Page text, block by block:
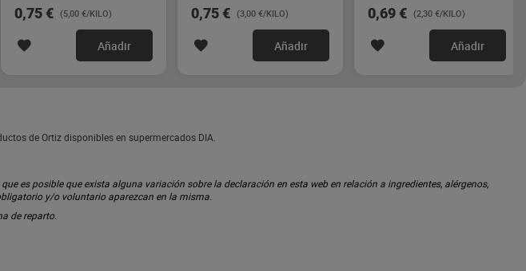
0,75 € (5,00 €/KILO)
Añadir
0,75 € (3,00 €/KILO)
Añadir
0,69 € (2,30 €/KILO)
Añadir
de Ortiz disponibles en supermercados DIA.
es posible que exista alguna variación sobre la declaración en esta web en relación a ingredientes, alérgenos,
y/o voluntario aparezcan en la misma.
de reparto.